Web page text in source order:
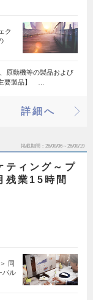
ク
原動機等の製品および
要製品】 …
詳細へ
掲載期間 26/08/06～26/08/19
ティング～プ
残業15時間
同
バル